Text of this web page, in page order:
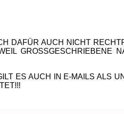
DAFÜR AUCH NICHT
GROSSGESCHRIEBENE
ES AUCH IN E-MAILS ALS